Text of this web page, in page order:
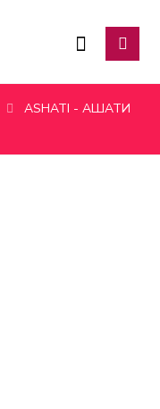
ASHATI - АШАТИ